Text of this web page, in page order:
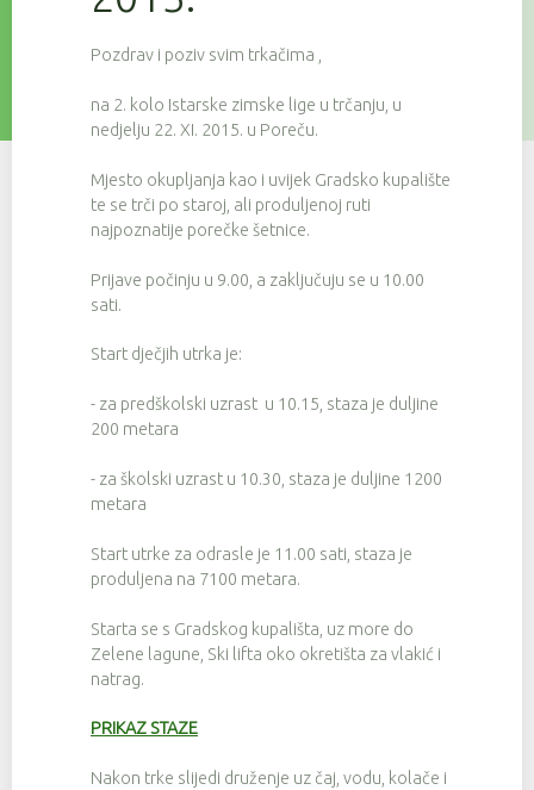
Pozdrav i poziv svim trkačima ,
na 2. kolo Istarske zimske lige u trčanju, u
nedjelju 22. XI. 2015. u Poreču.
Mjesto okupljanja kao i uvijek Gradsko kupalište
te se trči po staroj, ali produljenoj ruti
najpoznatije porečke šetnice.
Prijave počinju u 9.00, a zaključuju se u 10.00
sati.
Start dječjih utrka je:
- za predškolski uzrast u 10.15, staza je duljine
200 metara
- za školski uzrast u 10.30, staza je duljine 1200
metara
Start utrke za odrasle je 11.00 sati, staza je
produljena na 7100 metara.
Starta se s Gradskog kupališta, uz more do
Zelene lagune, Ski lifta oko okretišta za vlakić i
natrag.
PRIKAZ STAZE
Nakon trke slijedi druženje uz čaj, vodu, kolače i